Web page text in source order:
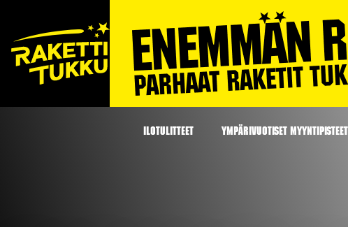
ILOTULITTEET YMPÄRIVUOTISET MYYNTIPISTEET